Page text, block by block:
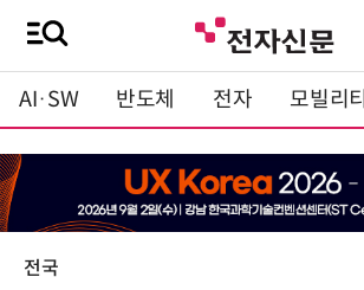
AI·SW 반도체 전자 모빌리티
전국